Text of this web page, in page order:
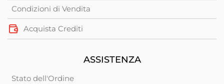
Condizioni di Vendita
Acquista Crediti
ASSISTENZA
Stato dell'Ordine